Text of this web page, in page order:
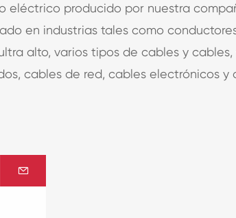
eléctrico producido por nuestra
en industrias tales como
alto, varios tipos de cables y
cables de red, cables electrónicos y
